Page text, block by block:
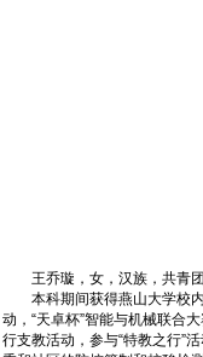
王乔璇，女，汉族，共青团
本科期间获得燕山大学校内
动，“天卓杯”智能与机械联合
行支教活动，参与“特教之行”